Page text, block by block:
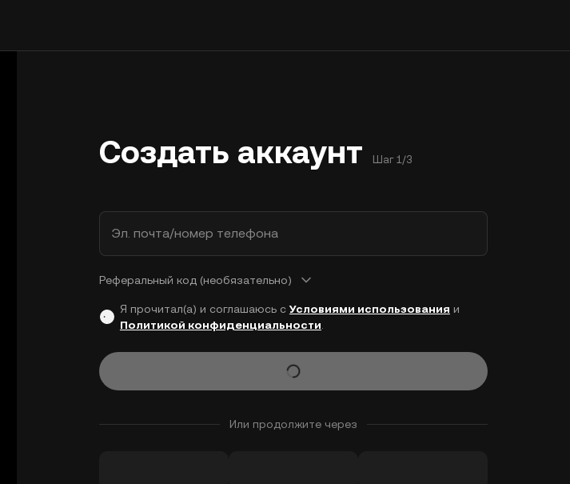
Создать аккаунт Шаг 1/3
Эл. почта/номер телефона
Реферальный код (необязательно)
Я прочитал(а) и соглашаюсь с Условиями использования и
Политикой конфиденциальности
Или продолжите через